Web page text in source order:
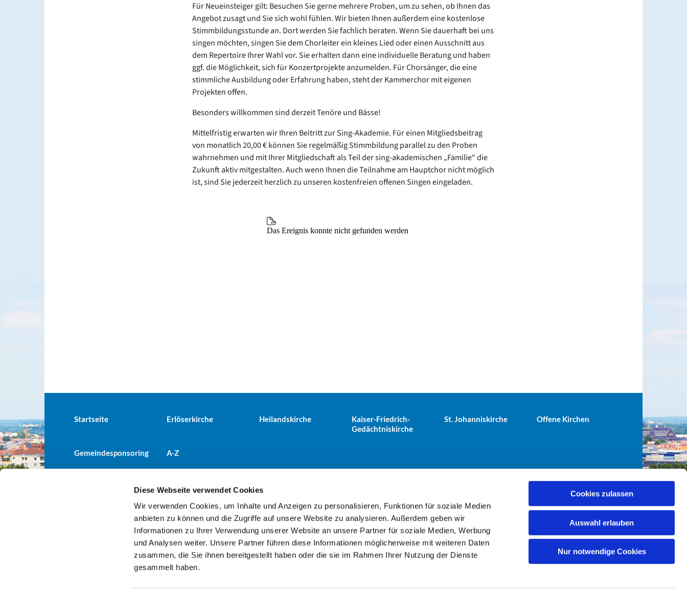
Diese Webseite verwendet Cookies
Wir verwenden Cookies, um Inhalte und Anzeigen zu personalisieren, Funktionen für soziale Medien
anbieten zu können und die Zugriffe auf unsere Website zu analysieren. Außerdem geben wir
Informationen zu Ihrer Verwendung unserer Website an unsere Partner für soziale Medien, Werbung
und Analysen weiter. Unsere Partner führen diese Informationen möglicherweise mit weiteren Daten
zusammen, die Sie ihnen bereitgestellt haben oder die sie im Rahmen Ihrer Nutzung der Dienste
gesammelt haben.
Cookies zulassen
Auswahl erlauben
Nur notwendige Cookies
Für Neueinsteiger gilt: Besuchen Sie gerne mehrere Proben, um zu sehen, ob Ihnen das
Angebot zusagt und Sie sich wohl fühlen. Wir bieten Ihnen außerdem eine kostenlose
Stimmbildungsstunde an. Dort werden Sie fachlich beraten. Wenn Sie dauerhaft bei uns
singen möchten, singen Sie dem Chorleiter ein kleines Lied oder einen Ausschnitt aus
dem Repertoire Ihrer Wahl vor. Sie erhalten dann eine individuelle Beratung und haben
ggf. die Möglichkeit, sich für Konzertprojekte anzumelden. Für Chorsänger, die eine
stimmliche Ausbildung oder Erfahrung haben, steht der Kammerchor mit eigenen
Projekten offen.
Besonders willkommen sind derzeit Tenöre und Bässe!
Mittelfristig erwarten wir Ihren Beitritt zur Sing-Akademie. Für einen Mitgliedsbeitrag
von monatlich 20,00 € können Sie regelmäßig Stimmbildung parallel zu den Proben
wahrnehmen und mit Ihrer Mitgliedschaft als Teil der sing-akademischen „Familie“ die
Zukunft aktiv mitgestalten. Auch wenn Ihnen die Teilnahme am Hauptchor nicht möglich
ist, sind Sie jederzeit herzlich zu unseren kostenfreien offenen Singen eingeladen.
Startseite Erlöserkirche Heilandskirche
Kaiser-Friedrich-
Gedächtniskirche
St. Johanniskirche Offene Kirchen
Gemeindesponsoring A-Z
Evangelische Kirchengemeinde Tiergarten · Alt-Moabit 25, 10559 Berlin+49303943498 kuesterei@ev-gemeinde-tiergarten.de
Kontaktinformationen Impressum